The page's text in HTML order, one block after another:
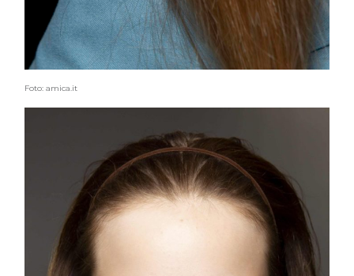
Foto: amica.it